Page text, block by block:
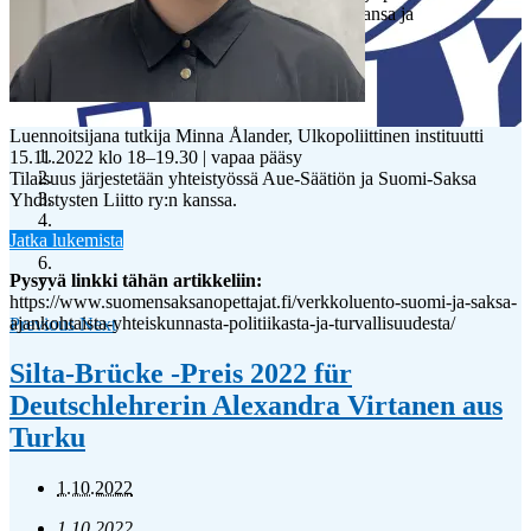
etujaan ja toimia heidän yhteiskunnallisen asemansa ja
työolosuhteittensa parantamiseksi. …
Previous Next
Luennoitsijana tutkija Minna Ålander, Ulkopoliittinen instituutti
15.11.2022 klo 18–19.30 | vapaa pääsy
Tilaisuus järjestetään yhteistyössä Aue-Säätiön ja Suomi-Saksa
Yhdistysten Liitto ry:n kanssa.
Jatka lukemista
Pysyvä linkki tähän artikkeliin:
https://www.suomensaksanopettajat.fi/verkkoluento-suomi-ja-saksa-
ajankohtaista-yhteiskunnasta-politiikasta-ja-turvallisuudesta/
Silta-Brücke -Preis 2022 für
Deutschlehrerin Alexandra Virtanen aus
Turku
1.10.2022